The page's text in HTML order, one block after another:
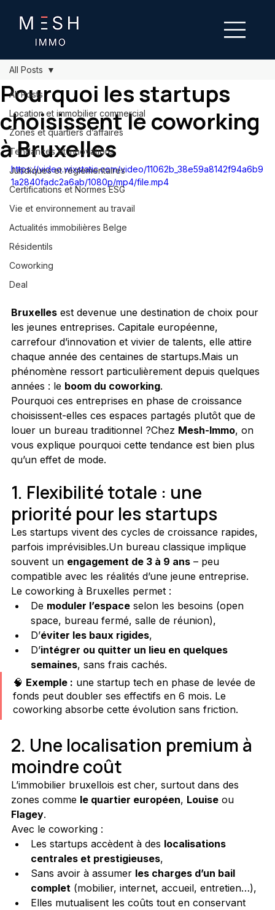
All Posts
Location et immobilier commercial
Zones et quartiers d’affaires
Tendances et innovations
Juridiques et réglementaires
Certifications et Normes ESG
Vie et environnement au travail
Actualités immobilières Belge
Résidentils
Coworking
Deal
All Posts
Pourquoi les startups
choisissent le coworking
à Bruxelles
https://video.wixstatic.com/video/11062b_38e59a8142f94a6b9
1a2840fadc2a6ab/1080p/mp4/file.mp4
Bruxelles est devenue une destination de choix pour
les jeunes entreprises. Capitale européenne,
carrefour d’innovation et vivier de talents, elle attire
chaque année des centaines de startups.Mais un
phénomène ressort particulièrement depuis quelques
années : le boom du coworking.
Pourquoi ces entreprises en phase de croissance
choisissent-elles ces espaces partagés plutôt que de
louer un bureau traditionnel ?Chez Mesh-Immo, on
vous explique pourquoi cette tendance est bien plus
qu’un effet de mode.
1. Flexibilité totale : une
priorité pour les startups
Les startups vivent des cycles de croissance rapides,
parfois imprévisibles.Un bureau classique implique
souvent un engagement de 3 à 9 ans – peu
compatible avec les réalités d’une jeune entreprise.
Le coworking à Bruxelles permet :
De moduler l’espace selon les besoins (open
space, bureau fermé, salle de réunion),
D’éviter les baux rigides,
D’intégrer ou quitter un lieu en quelques
semaines, sans frais cachés.
🧠 Exemple : une startup tech en phase de levée de
fonds peut doubler ses effectifs en 6 mois. Le
coworking absorbe cette évolution sans friction.
2. Une localisation premium à
moindre coût
L’immobilier bruxellois est cher, surtout dans des
zones comme le quartier européen, Louise ou
Flagey.
Avec le coworking :
Les startups accèdent à des localisations
centrales et prestigieuses,
Sans avoir à assumer les charges d’un bail
complet (mobilier, internet, accueil, entretien…),
Elles mutualisent les coûts tout en conservant